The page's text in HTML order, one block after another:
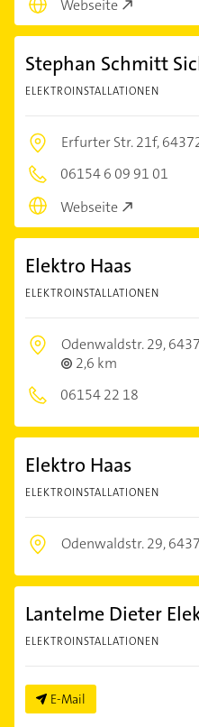
Webseite
Stephan Schmitt
ELEKTROINSTALLATIONEN
Erfurter Str. 21f,
06154 6 09 91 01
Webseite
Elektro Haas
ELEKTROINSTALLATIONEN
Odenwaldstr. 29,
2,6 km
06154 22 18
Elektro Haas
ELEKTROINSTALLATIONEN
Odenwaldstr. 29,
Lantelme Dieter
ELEKTROINSTALLATIONEN
E-Mail